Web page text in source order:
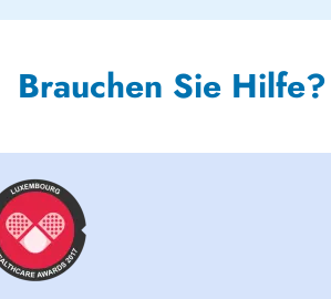
Brauchen Sie Hilfe?